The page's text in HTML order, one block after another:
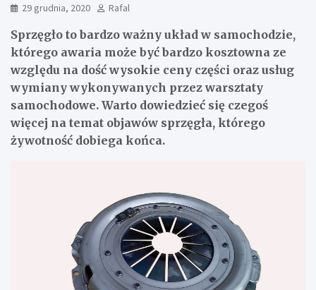
29 grudnia, 2020 Rafal
Sprzęgło to bardzo ważny układ w samochodzie,
którego awaria może być bardzo kosztowna ze
względu na dość wysokie ceny części oraz usług
wymiany wykonywanych przez warsztaty
samochodowe. Warto dowiedzieć się czegoś
więcej na temat objawów sprzęgła, którego
żywotność dobiega końca.